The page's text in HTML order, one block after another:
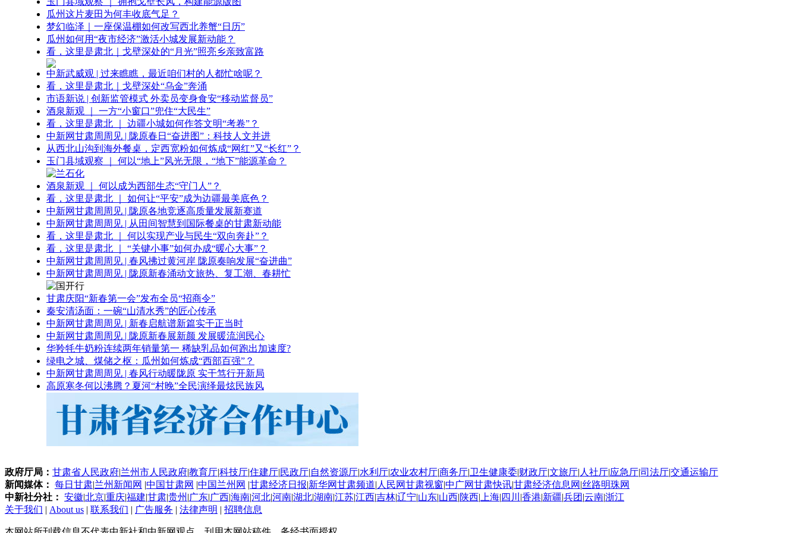
瓜州这片麦田为何丰收底气足？
梦幻临泽｜一座保温棚如何改写西北养蟹“日历”
瓜州如何用“夜市经济”激活小城发展新动能？
看，这里是肃北｜戈壁深处的“月光”照亮乡亲致富路
中新武威观 | 过来瞧瞧，最近咱们村的人都忙啥呢？
看，这里是肃北｜戈壁深处“乌金”奔涌
市语新说 | 创新监管模式 外卖员变身食安“移动监督员”
酒泉新观 ｜ 一方“小窗口”兜住“大民生”
看，这里是肃北 ｜ 边疆小城如何作答文明“考卷”？
中新网甘肃周周见 | 陇原春日“奋进图”：科技人文并进
从西北山沟到海外餐桌，定西宽粉如何炼成“网红”又“长红”？
玉门县域观察 ｜ 何以“地上”风光无限，“地下”能源革命？
酒泉新观 ｜ 何以成为西部生态“守门人”？
看，这里是肃北 ｜ 如何让“平安”成为边疆最美底色？
中新网甘肃周周见 | 陇原各地竞逐高质量发展新赛道
中新网甘肃周周见 | 从田间智慧到国际餐桌的甘肃新动能
看，这里是肃北 ｜ 何以实现产业与民生“双向奔赴”？
看，这里是肃北 ｜ “关键小事”如何办成“暖心大事”？
中新网甘肃周周见 | 春风拂过黄河岸 陇原奏响发展“奋进曲”
中新网甘肃周周见 | 陇原新春涌动文旅热、复工潮、春耕忙
甘肃庆阳“新春第一会”发布全员“招商令”
秦安清汤面：一碗“山清水秀”的匠心传承
中新网甘肃周周见 | 新春启航谱新篇实干正当时
中新网甘肃周周见 | 陇原新春展新颜 发展暖流润民心
华羚牦牛奶粉连续两年销量第一 稀缺乳品如何跑出加速度?
绿电之城、煤储之枢：瓜州如何炼成“西部百强”？
中新网甘肃周周见 | 春风行动暖陇原 实干笃行开新局
高原寒冬何以沸腾？夏河“村晚”全民演绎最炫民族风
政府厅局： 甘肃省人民政府|兰州市人民政府|教育厅|科技厅|住建厅|民政厅|自然资源厅|水利厅|农业农村厅|商务厅|卫生健康委|财政厅|文旅厅| 人社厅|应急厅|司法厅|交通运输厅
新闻媒体： 每日甘肃|兰州新闻网 |中国甘肃网 |中国兰州网 |甘肃经济日报|新华网甘肃频道| 人民网甘肃视窗|中广网甘肃快讯|甘肃经济信息网 |丝路明珠网
中新社分社： 安徽|北京|重庆|福建|甘肃|贵州 |广东|广西|海南|河北|河南|湖北|湖南|江苏|江西|吉林|辽宁|山东|山西|陕西| 上海| 四川 |香港|新疆|兵团 |云南|浙江
关于我们 | About us | 联系我们 | 广告服务 | 法律声明 | 招聘信息